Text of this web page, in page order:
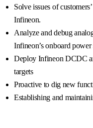
Solve issues of
Infineon.
Analyze and debug
Infineon’s onboard power
Deploy Infineon DCDC
targets
Proactive to dig new
Establishing and